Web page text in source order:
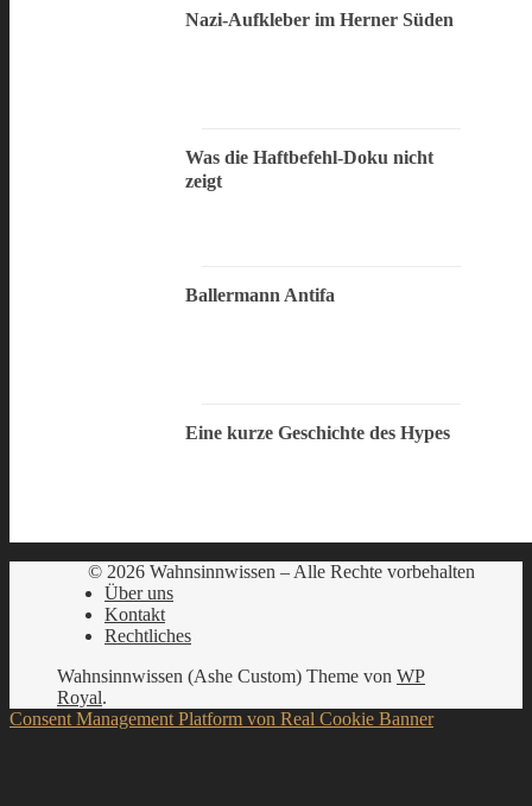
Nazi-Aufkleber im Herner Süden
Was die Haftbefehl-Doku nicht
zeigt
Ballermann Antifa
Eine kurze Geschichte des Hypes
© 2026 Wahnsinnwissen – Alle Rechte vorbehalten
Über uns
Kontakt
Rechtliches
Wahnsinnwissen (Ashe Custom) Theme von WP
Royal.
Consent Management Platform von Real Cookie Banner